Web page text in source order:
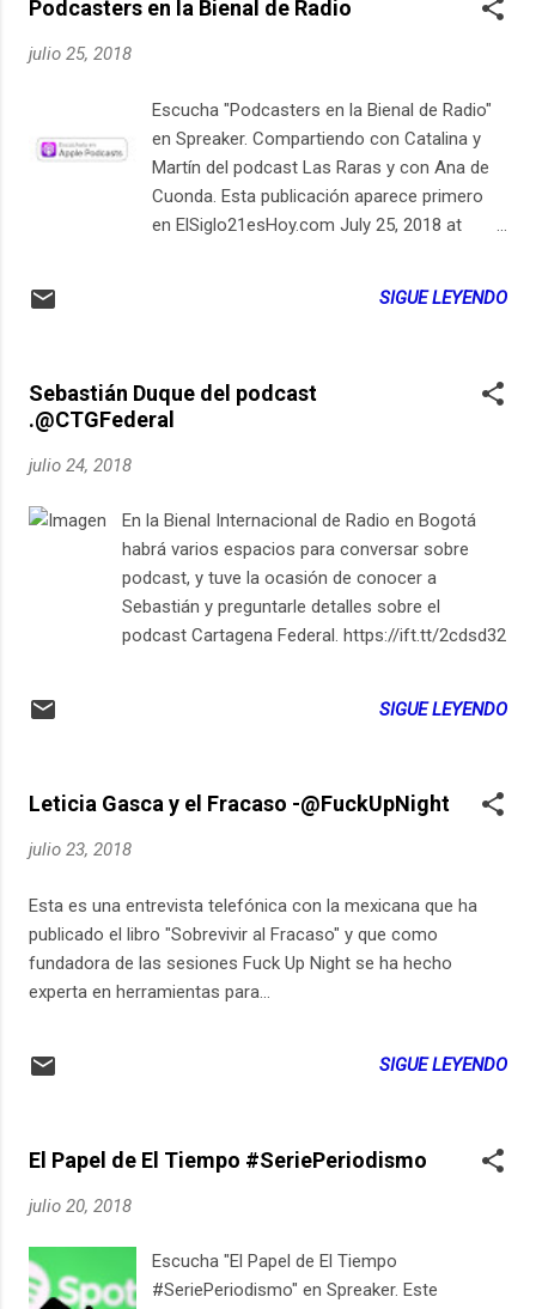
14:13 Comprar un seguro 17:16 El caso de
en: Cómo recuperar un celular perdido (T1-
E1) https://ift.tt/2Lpb6z8 vía @BluRadioCo
Esta publicación aparece primero en
ElSiglo21esHoy.com July 26, 2018 at
08:33PM Suscríbete en iPhone / iPad
LocutorCo https://youtu.be/fCAPC7EBP4s
Podcasters en la Bienal de Radio
julio 25, 2018
Escucha "Podcasters en la Bienal de Radio"
en Spreaker. Compartiendo con Catalina y
Martín del podcast Las Raras y con Ana de
Cuonda. Esta publicación aparece primero
en ElSiglo21esHoy.com July 25, 2018 at
SIGUE LEYENDO
Sebastián Duque del podcast
.@CTGFederal
julio 24, 2018
En la Bienal Internacional de Radio en Bogotá
habrá varios espacios para conversar sobre
podcast, y tuve la ocasión de conocer a
Sebastián y preguntarle detalles sobre el
podcast Cartagena Federal. https://ift.tt/2cdsd32
tecnología para ¿mejorar la vida?
SIGUE LEYENDO
Leticia Gasca y el Fracaso -@FuckUpNight
julio 23, 2018
Esta es una entrevista telefónica con la mexicana que ha
publicado el libro "Sobrevivir al Fracaso" y que como
fundadora de las sesiones Fuck Up Night se ha hecho
experta en herramientas para...
SIGUE LEYENDO
El Papel de El Tiempo #SeriePeriodismo
julio 20, 2018
Escucha "El Papel de El Tiempo
#SeriePeriodismo" en Spreaker. Este